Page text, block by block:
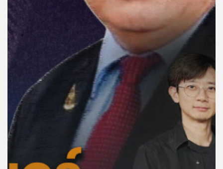
บทความ
กิจกรรม
เกี่ยว
กับ